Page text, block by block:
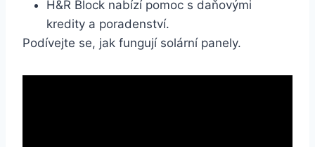
H&R Block nabízí pomoc s daňovými
kredity a poradenství.
Podívejte se, jak fungují solární panely.